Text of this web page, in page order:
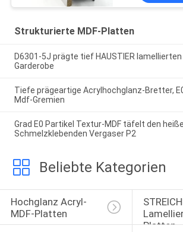
Strukturierte MDF-Platten
D6301-5J prägte tief HAUSTIER
Garderobe
Tiefe prägeartige Acrylhochglanz-Bretter,
Mdf-Gremien
Grad E0 Partikel Textur-MDF täfelt den
Schmelzklebenden Vergaser P2
Beliebte Kategorien
Hochglanz Acryl-
MDF-Platten
Platten